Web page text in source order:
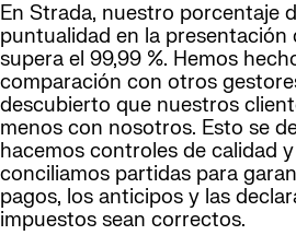
En Strada, nuestro porcentaje
puntualidad en la presentación
supera el 99,99 %. Hemos
comparación con otros
descubierto que nuestros
menos con nosotros. Esto se
hacemos controles de calidad
conciliamos partidas para
pagos, los anticipos y las
impuestos sean correctos.